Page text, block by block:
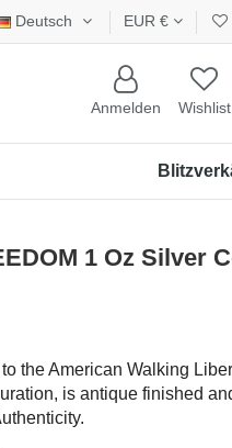
Deutsch EUR €
Anmelden Wishlist
1 Oz Silver
the American Walking
is antique finished